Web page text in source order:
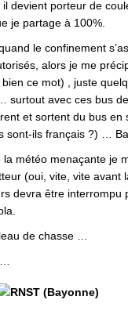
il devient porteur de
je partage à 100%.
le confinement
alors je me
bien ce mot) , juste
surtout avec ces bus
et sortent du bus
sont-ils français ?) …
la météo menaçante je
(oui, vite, vite
devra être interrompu
de chasse …
…